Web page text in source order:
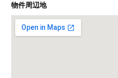
物件周辺地